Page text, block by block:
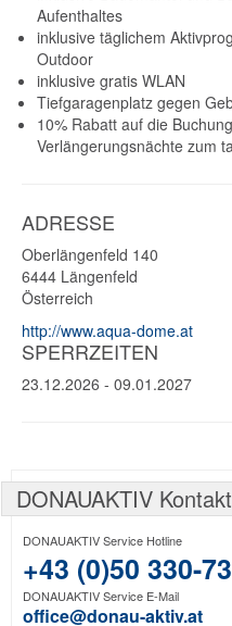
Aufenthaltes
inklusive täglichem
Outdoor
inklusive gratis WLAN
Tiefgaragenplatz gegen
10% Rabatt auf die
Verlängerungsnächte zum
ADRESSE
Oberlängenfeld 140
6444 Längenfeld
Österreich
http://www.aqua-dome.at
SPERRZEITEN
23.12.2026 - 09.01.2027
DONAUAKTIV
DONAUAKTIV Service Hotline
+43 (0)50 330-
DONAUAKTIV Service E-Mail
office@donau-aktiv.at